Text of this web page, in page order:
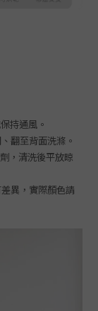
持通風。
翻至背面洗滌。
，清洗後平放晾
異，實際顏色請